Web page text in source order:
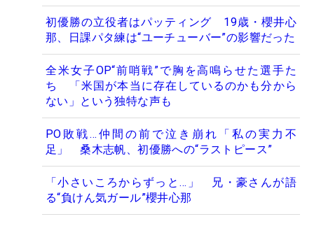
初優勝の立役者はパッティング 19歳・櫻井心
那、日課パタ練は“ユーチューバー”の影響だった
全米女子OP“前哨戦”で胸を高鳴らせた選手た
ち 「米国が本当に存在しているのかも分から
ない」という独特な声も
PO敗戦…仲間の前で泣き崩れ「私の実力不
足」 桑木志帆、初優勝への“ラストピース”
「小さいころからずっと…」 兄・豪さんが語
る“負けん気ガール”櫻井心那